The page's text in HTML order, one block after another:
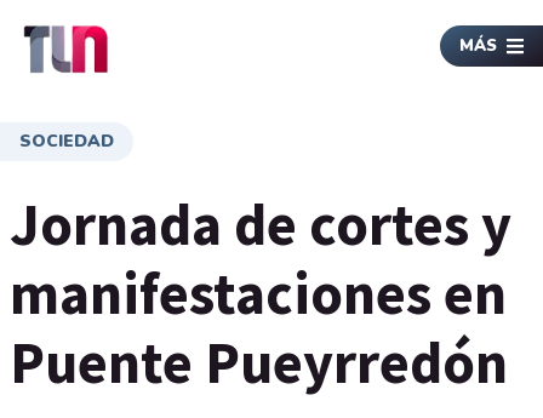
MÁS
SOCIEDAD
Jornada de cortes y
manifestaciones en
Puente Pueyrredón